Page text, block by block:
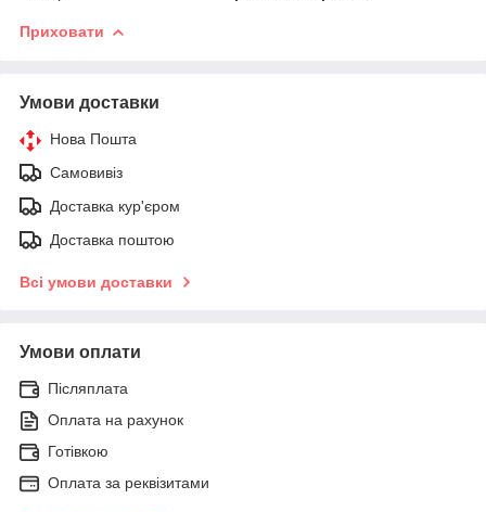
Приховати
Умови доставки
Нова Пошта
Самовивіз
Доставка кур'єром
Доставка поштою
Всі умови доставки
Умови оплати
Післяплата
Оплата на рахунок
Готівкою
Оплата за реквізитами